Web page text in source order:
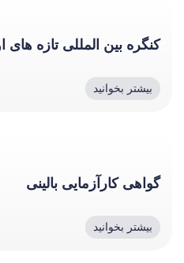
کنگره بین المللی تازه
بیشتر بخوانید
گواهی کارآزمایی بالینی
بیشتر بخوانید